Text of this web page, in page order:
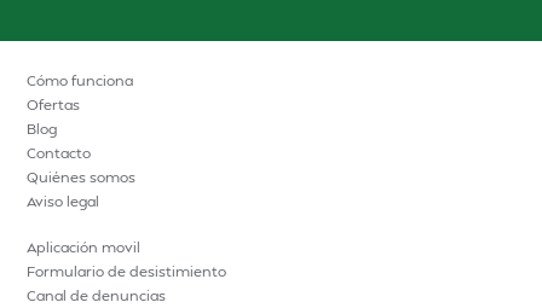
Cómo funciona
Ofertas
Blog
Contacto
Quiénes somos
Aviso legal
Aplicación movil
Formulario de desistimiento
Canal de denuncias